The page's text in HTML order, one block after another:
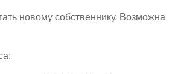
новому собственнику. Возможна